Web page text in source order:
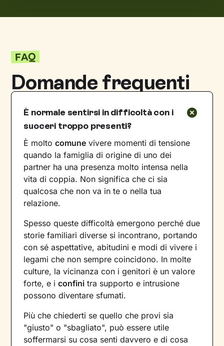
FAQ
Domande frequenti
È normale sentirsi in difficoltà con i
suoceri troppo presenti?
È moltocomune vivere momenti di tensione
quando la famiglia di origine di uno dei
partner ha una presenza molto intensa nella
vita di coppia. Non significa che ci sia
qualcosa che non va in te o nella tua
relazione.
Spesso queste difficoltà emergono perché due
storie familiari diverse si incontrano, portando
con sé aspettative, abitudini e modi di vivere i
legami che non sempre coincidono. In molte
culture, la vicinanza con i genitori è un valore
forte, e iconfini tra supporto e intrusione
possono diventare sfumati.
Più che chiederti se quello che provi sia
"giusto" o "sbagliato", può essere utile
soffermarsi su cosa senti davvero e di cosa